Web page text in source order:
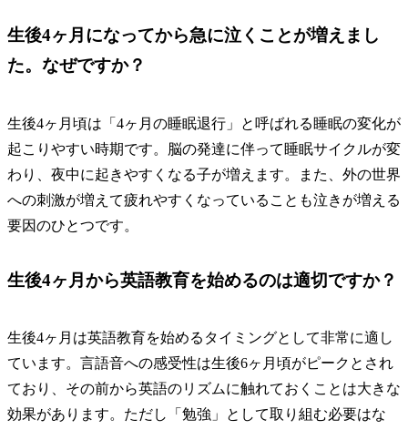
生後4ヶ月になってから急に泣くことが増えまし
た。なぜですか？
生後4ヶ月頃は「4ヶ月の睡眠退行」と呼ばれる睡眠の変化が
起こりやすい時期です。脳の発達に伴って睡眠サイクルが変
わり、夜中に起きやすくなる子が増えます。また、外の世界
への刺激が増えて疲れやすくなっていることも泣きが増える
要因のひとつです。
生後4ヶ月から英語教育を始めるのは適切ですか？
生後4ヶ月は英語教育を始めるタイミングとして非常に適し
ています。言語音への感受性は生後6ヶ月頃がピークとされ
ており、その前から英語のリズムに触れておくことは大きな
効果があります。ただし「勉強」として取り組む必要はな